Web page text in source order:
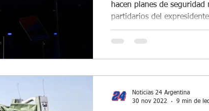
hacen planes de
partidarios del
Noticias 24 Argentina
30 nov 2022
9 min de